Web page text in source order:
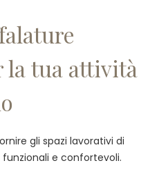
tua attività
gli spazi lavorativi di
e confortevoli.